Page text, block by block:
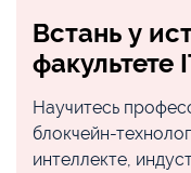
Встань у
факультете
Научитесь
блокчейн-
интеллекте,